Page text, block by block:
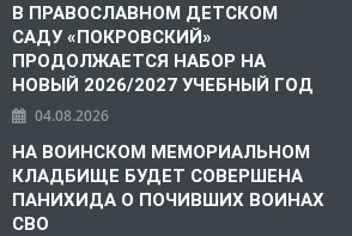
В ПРАВОСЛАВНОМ ДЕТСКОМ
САДУ «ПОКРОВСКИЙ»
ПРОДОЛЖАЕТСЯ НАБОР НА
НОВЫЙ 2026/2027 УЧЕБНЫЙ ГОД
04.08.2026
НА ВОИНСКОМ МЕМОРИАЛЬНОМ
КЛАДБИЩЕ БУДЕТ СОВЕРШЕНА
ПАНИХИДА О ПОЧИВШИХ ВОИНАХ
СВО